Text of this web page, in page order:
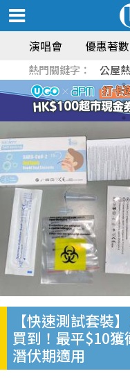
演唱會 優惠著數
熱門關鍵字： 公屋
【快速測試套裝
買到！最平$10
潛伏期適用